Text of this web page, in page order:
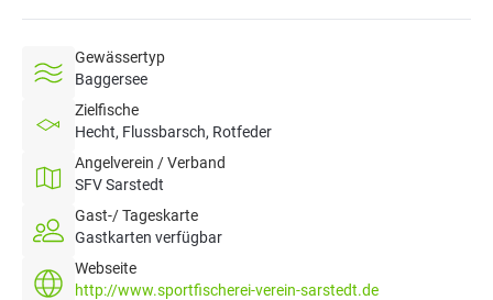
Gewässertyp
Baggersee
Zielfische
Hecht, Flussbarsch, Rotfeder
Angelverein / Verband
SFV Sarstedt
Gast-/ Tageskarte
Gastkarten verfügbar
Webseite
http://www.sportfischerei-verein-sarstedt.de